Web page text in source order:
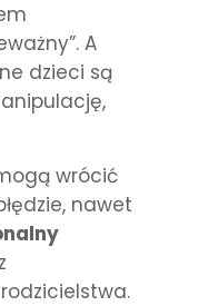
A
dzieci są
wrócić
nawet